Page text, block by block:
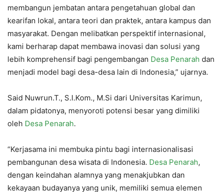
membangun jembatan antara pengetahuan global dan
kearifan lokal, antara teori dan praktek, antara kampus dan
masyarakat. Dengan melibatkan perspektif internasional,
kami berharap dapat membawa inovasi dan solusi yang
lebih komprehensif bagi pengembangan Desa Penarah dan
menjadi model bagi desa-desa lain di Indonesia,” ujarnya.
Said Nuwrun.T., S.I.Kom., M.Si dari Universitas Karimun,
dalam pidatonya, menyoroti potensi besar yang dimiliki
oleh Desa Penarah.
“Kerjasama ini membuka pintu bagi internasionalisasi
pembangunan desa wisata di Indonesia. Desa Penarah,
dengan keindahan alamnya yang menakjubkan dan
kekayaan budayanya yang unik, memiliki semua elemen